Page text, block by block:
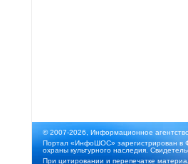
© 2007-2026, Информационное
Портал «ИнфоШОС» зарегистрирован в
охраны культурного наследия.
При цитировании и перепечатке